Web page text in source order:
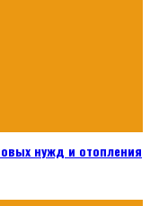
нужд и отопления